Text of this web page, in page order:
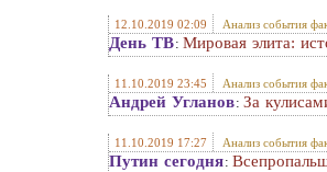
12.10.2019 02:09 Анализ события
День ТВ: Мировая элита:
11.10.2019 23:45 Анализ события
Андрей Угланов: За
11.10.2019 17:27 Анализ события
Путин сегодня: